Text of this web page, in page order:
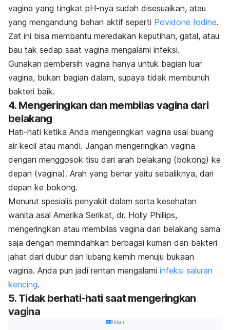
vagina yang tingkat pH-nya sudah disesuaikan, atau
yang mengandung bahan aktif seperti Povidone Iodine.
Zat ini bisa membantu meredakan keputihan, gatal, atau
bau tak sedap saat vagina mengalami infeksi.
Gunakan pembersih vagina hanya untuk bagian luar
vagina, bukan bagian dalam, supaya tidak membunuh
bakteri baik.
4. Mengeringkan dan membilas vagina dari
belakang
Hati-hati ketika Anda mengeringkan vagina usai buang
air kecil atau mandi. Jangan mengeringkan vagina
dengan menggosok tisu dari arah belakang (bokong) ke
depan (vagina). Arah yang benar yaitu sebaliknya, dari
depan ke bokong.
Menurut spesialis penyakit dalam serta kesehatan
wanita asal Amerika Serikat, dr. Holly Phillips,
mengeringkan atau membilas vagina dari belakang sama
saja dengan memindahkan berbagai kuman dan bakteri
jahat dari dubur dan lubang kemih menuju bukaan
vagina. Anda pun jadi rentan mengalami infeksi saluran
kencing.
5. Tidak berhati-hati saat mengeringkan
vagina
Iklan